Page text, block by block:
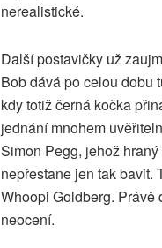
nerealistické.
Další postavičky už
Bob dává po celou dobu
kdy totiž černá kočka
jednání mnohem
Simon Pegg, jehož
nepřestane jen tak bavit.
Whoopi Goldberg. Právě
neocení.